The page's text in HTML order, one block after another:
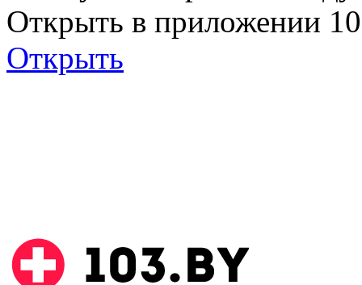
Открыть в приложении
Открыть